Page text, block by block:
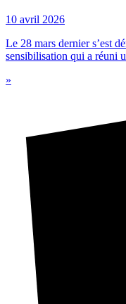
10 avril 2026
Le 28 mars dernier s’est
sensibilisation qui a réuni
»